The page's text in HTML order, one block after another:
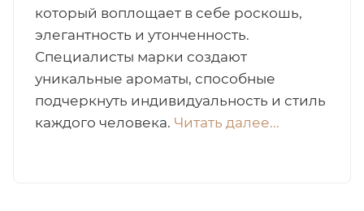
сертификат
который воплощает в себе роскошь,
элегантность и утонченность.
Специалисты марки создают
уникальные ароматы, способные
подчеркнуть индивидуальность и стиль
каждого человека. Читать далее...